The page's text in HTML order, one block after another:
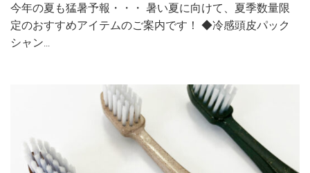
今年の夏も猛暑予報・・・ 暑い夏に向けて、夏季数量限
定のおすすめアイテムのご案内です！ ◆冷感頭皮パック
シャン...